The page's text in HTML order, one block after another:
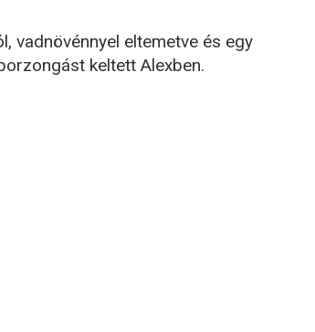
vadnövénnyel eltemetve és egy
keltett Alexben.